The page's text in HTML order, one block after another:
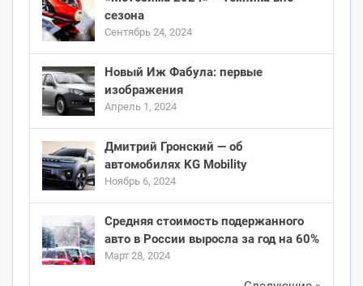
сезона
Сентябрь 24, 2024
Новый Иж Фабула: первые
изображения
Апрель 1, 2024
Дмитрий Гронский — об
автомобилях KG Mobility
Ноябрь 6, 2024
Средняя стоимость подержанного
авто в России выросла за год на 60%
Март 28, 2024